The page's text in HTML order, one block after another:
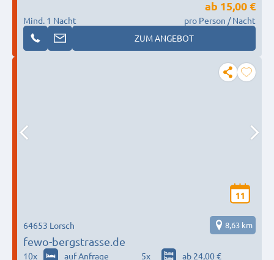
Mind. 1 Nacht
ab 15,00 €
pro Person / Nacht
ZUM ANGEBOT
11
fewo-bergstrasse.de
64653 Lorsch 8,63 km
10x auf Anfrage 5x
ab 24,00 €